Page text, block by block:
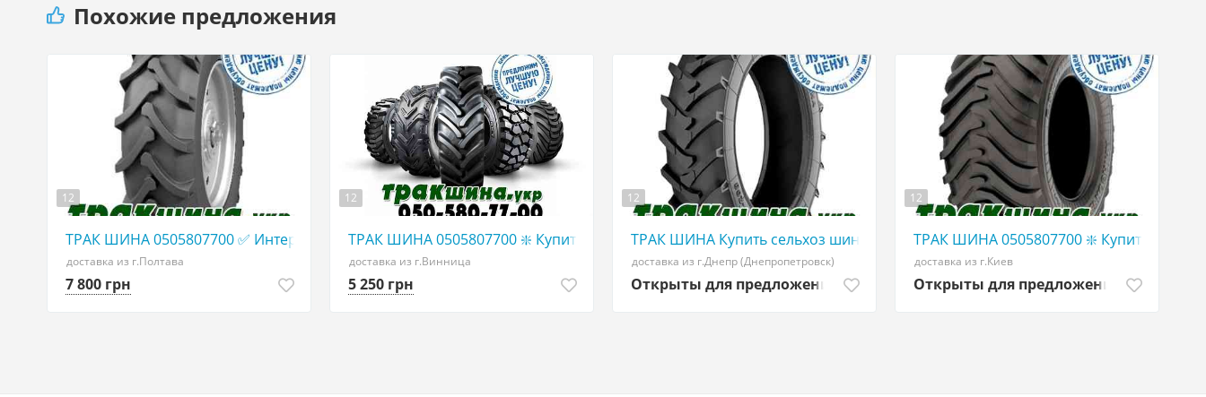
Похожие предложения
12
ТРАК ШИНА 0505807700 ✅ Интернет-Магазин ТРАКШИНА. УКР|КУПИТЬ грузовые ШИНЫ АГРО шины СЕЛЬХОЗ ШИНЫ
доставка из г.Полтава
7 800 грн
12
ТРАК ШИНА 0505807700 ❇️ Купить грузовые шины в Украине WWW ТРАКШИНА.УКР Грузовая резина 455/40 r22,5
доставка из г.Винница
5 250 грн
12
ТРАК ШИНА Купить сельхоз шины в Украине | WWW ТРАКШИНА.УКР | Сельхоз
доставка из г.Днепр (Днепропетровск)
Открыты для предложений
12
ТРАК ШИНА 0505807700 ❇️ Купить
доставка из г.Киев
Открыты для предложений